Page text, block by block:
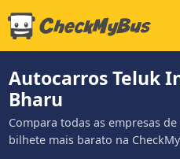
Autocarros Teluk
Bharu
Compara todas as empresas
bilhete mais barato na